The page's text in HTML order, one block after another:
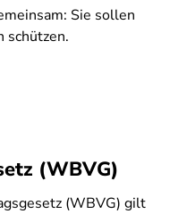
Sie sollen
schützen.
(WBVG)
(WBVG) gilt